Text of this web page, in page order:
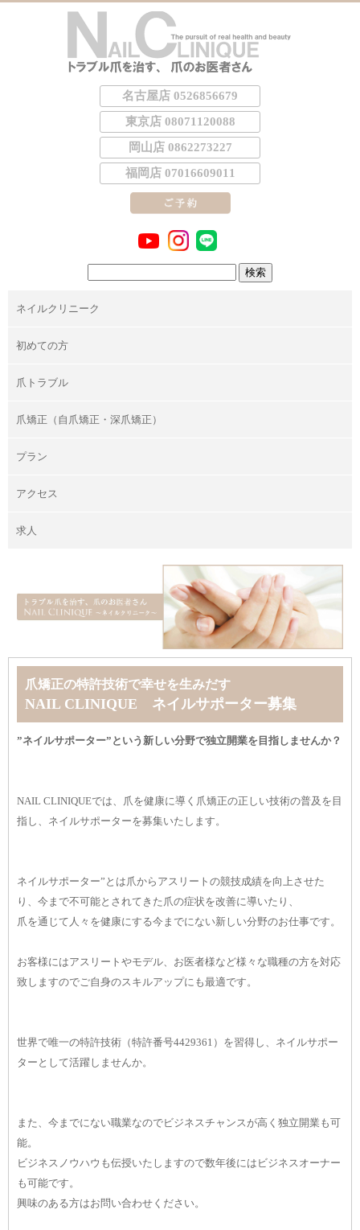
名古屋店 0526856679
東京店 08071120088
岡山店 0862273227
福岡店 07016609011
ネイルクリニーク
初めての方
爪トラブル
爪矯正（自爪矯正・深爪矯正）
プラン
アクセス
求人
爪矯正の特許技術で幸せを生みだす
NAIL CLINIQUE ネイルサポーター募集
”ネイルサポーター”という新しい分野で独立開業を目指しませんか？
NAIL CLINIQUEでは、爪を健康に導く爪矯正の正しい技術の普及を目
指し、ネイルサポーターを募集いたします。
ネイルサポーター”とは爪からアスリートの競技成績を向上させた
り、今まで不可能とされてきた爪の症状を改善に導いたり、
爪を通じて人々を健康にする今までにない新しい分野のお仕事です。
お客様にはアスリートやモデル、お医者様など様々な職種の方を対応
致しますのでご自身のスキルアップにも最適です。
世界で唯一の特許技術（特許番号4429361）を習得し、ネイルサポー
ターとして活躍しませんか。
また、今までにない職業なのでビジネスチャンスが高く独立開業も可
能。
ビジネスノウハウも伝授いたしますので数年後にはビジネスオーナー
も可能です。
興味のある方はお問い合わせください。